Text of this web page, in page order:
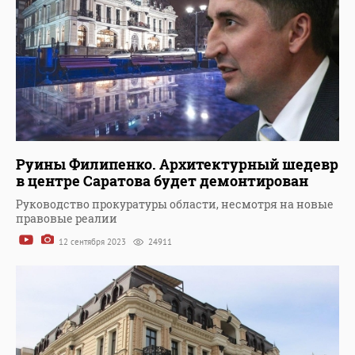
Руины Филипенко. Архитектурный шедевр
в центре Саратова будет демонтирован
Руководство прокуратуры области, несмотря на новые
правовые реалии
12 сентября 2023 24911